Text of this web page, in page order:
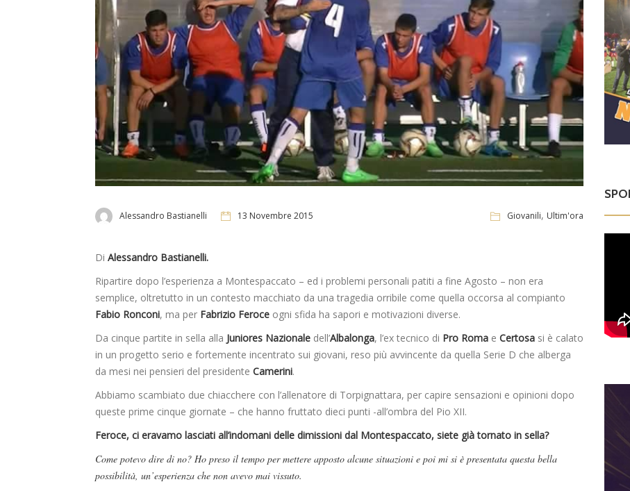
Alessandro Bastianelli 13 Novembre 2015 Giovanili, Ultim'ora
Di Alessandro Bastianelli.
Ripartire dopo l’esperienza a Montespaccato – ed i problemi personali patiti a fine Agosto – non era
semplice, oltretutto in un contesto macchiato da una tragedia orribile come quella occorsa al compianto
Fabio Ronconi, ma per Fabrizio Feroce ogni sfida ha sapori e motivazioni diverse.
Da cinque partite in sella alla Juniores Nazionale dell’Albalonga, l’ex tecnico di Pro Roma e Certosa si è calato
in un progetto serio e fortemente incentrato sui giovani, reso più avvincente da quella Serie D che alberga
da mesi nei pensieri del presidente Camerini.
Abbiamo scambiato due chiacchere con l’allenatore di Torpignattara, per capire sensazioni e opinioni dopo
queste prime cinque giornate – che hanno fruttato dieci punti -all’ombra del Pio XII.
Feroce, ci eravamo lasciati all’indomani delle dimissioni dal Montespaccato, siete già tornato in sella?
Come potevo dire di no? Ho preso il tempo per mettere apposto alcune situazioni e poi mi si è presentata questa bella
possibilità, un’esperienza che non avevo mai vissuto.